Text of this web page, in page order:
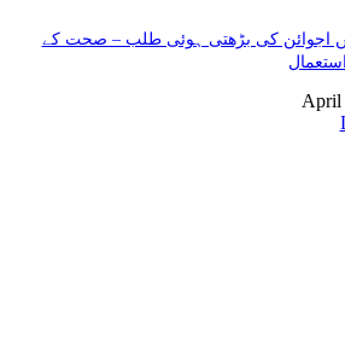
اجوائن کی بڑھتی ہوئی طلب – صحت کے
April